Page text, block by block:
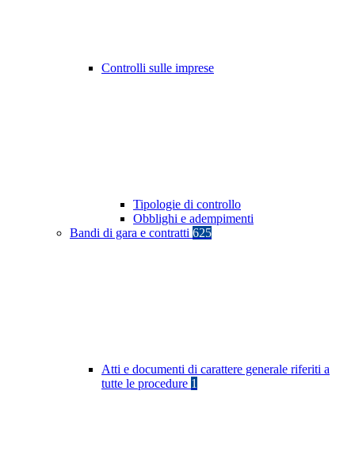
Controlli sulle imprese
Tipologie di controllo
Obblighi e adempimenti
Bandi di gara e contratti 625
Atti e documenti di carattere generale riferiti a
tutte le procedure 1